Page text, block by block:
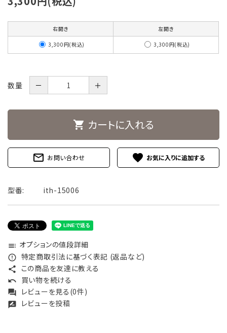
右開き 左開き
3,300円(税込) 3,300円(税込)
数量 － ＋
shopping_cart カートに入れる
mail_outline お問い合わせ favorite
型番: ith-15006
toc オプションの値段詳細
error_outline 特定商取引法に基づく表記 (返品など)
share この商品を友達に教える
undo 買い物を続ける
forum レビューを見る(0件)
rate_review レビューを投稿